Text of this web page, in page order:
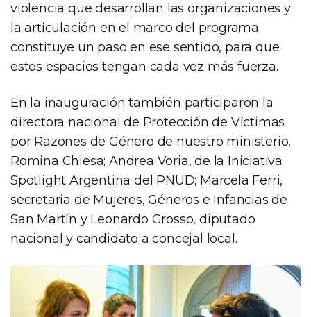
violencia que desarrollan las organizaciones y
la articulación en el marco del programa
constituye un paso en ese sentido, para que
estos espacios tengan cada vez más fuerza.
En la inauguración también participaron la
directora nacional de Protección de Víctimas
por Razones de Género de nuestro ministerio,
Romina Chiesa; Andrea Voria, de la Iniciativa
Spotlight Argentina del PNUD; Marcela Ferri,
secretaria de Mujeres, Géneros e Infancias de
San Martín y Leonardo Grosso, diputado
nacional y candidato a concejal local.